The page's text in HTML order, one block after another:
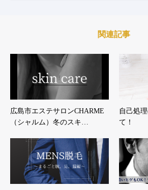
関連記事
広島市エステサロンCHARME
（シャルム）冬のスキ…
自己処
て！